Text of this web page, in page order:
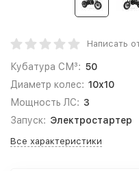
Написать
Кубатура СМ³: 50
Диаметр колес: 10x10
Мощность ЛС: 3
Запуск: Электростартер
Все характеристики